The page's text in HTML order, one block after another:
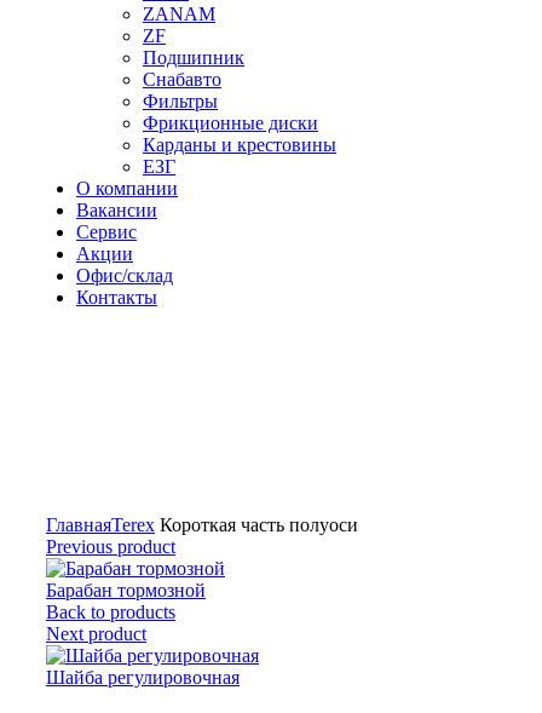
ZANAM
ZF
Подшипник
Снабавто
Фильтры
Фрикционные диски
Карданы и крестовины
ЕЗГ
О компании
Вакансии
Сервис
Акции
Офис/склад
Контакты
ГлавнаяTerex Короткая часть полуоси
Previous product
Барабан тормозной
Back to products
Next product
Шайба регулировочная